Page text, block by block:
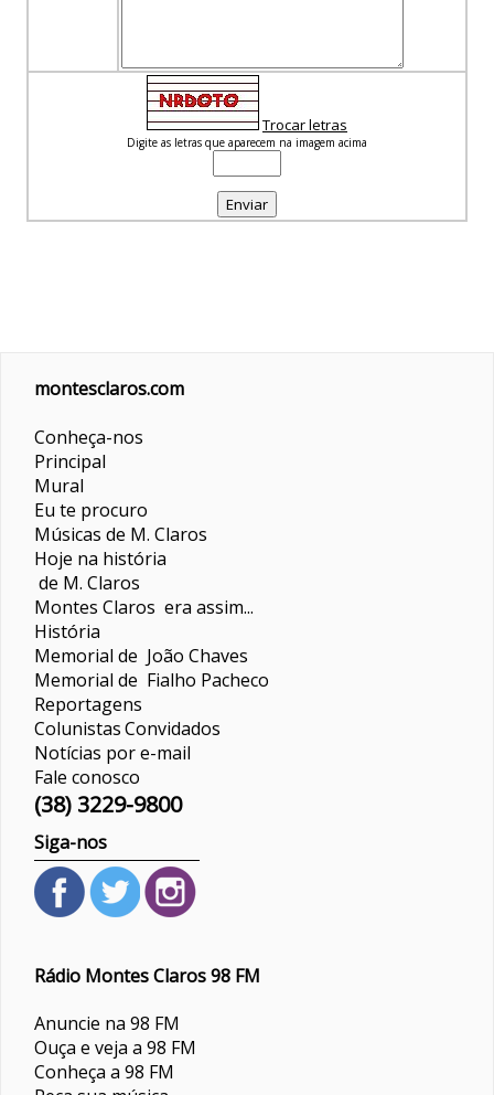
Trocar letras
Digite as letras que aparecem na imagem acima
montesclaros.com
Conheça-nos
Principal
Mural
Eu te procuro
Músicas de M. Claros
Hoje na história
de M. Claros
Montes Claros era assim...
História
Memorial de João Chaves
Memorial de Fialho Pacheco
Reportagens
ColunistasConvidados
Notícias por e-mail
Fale conosco
(38) 3229-9800
Siga-nos
Rádio Montes Claros 98 FM
Anuncie na 98 FM
Ouça e veja a 98 FM
Conheça a 98 FM